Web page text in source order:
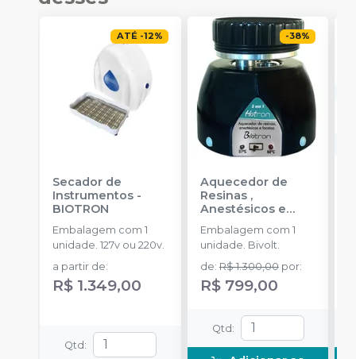
ATÉ -12%
Secador de
Instrumentos -
BIOTRON
Embalagem com 1
unidade. 127v ou 220v.
a partir de:
R$ 1.349,00
Qtd:
-38%
Aquecedor de
Resinas ,
Anestésicos e
Facetas Hotron 3
em 1-BIOTRON
Embalagem com 1
unidade. Bivolt.
de: R$ 1.300,00 por:
R$ 799,00
Qtd: